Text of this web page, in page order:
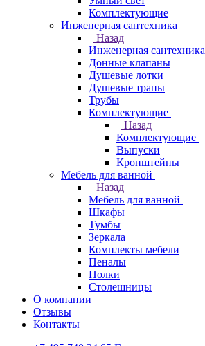
Комплектующие
Инженерная сантехника
Назад
Инженерная сантехника
Донные клапаны
Душевые лотки
Душевые трапы
Трубы
Комплектующие
Назад
Комплектующие
Выпуски
Кронштейны
Мебель для ванной
Назад
Мебель для ванной
Шкафы
Тумбы
Зеркала
Комплекты мебели
Пеналы
Полки
Столешницы
О компании
Отзывы
Контакты